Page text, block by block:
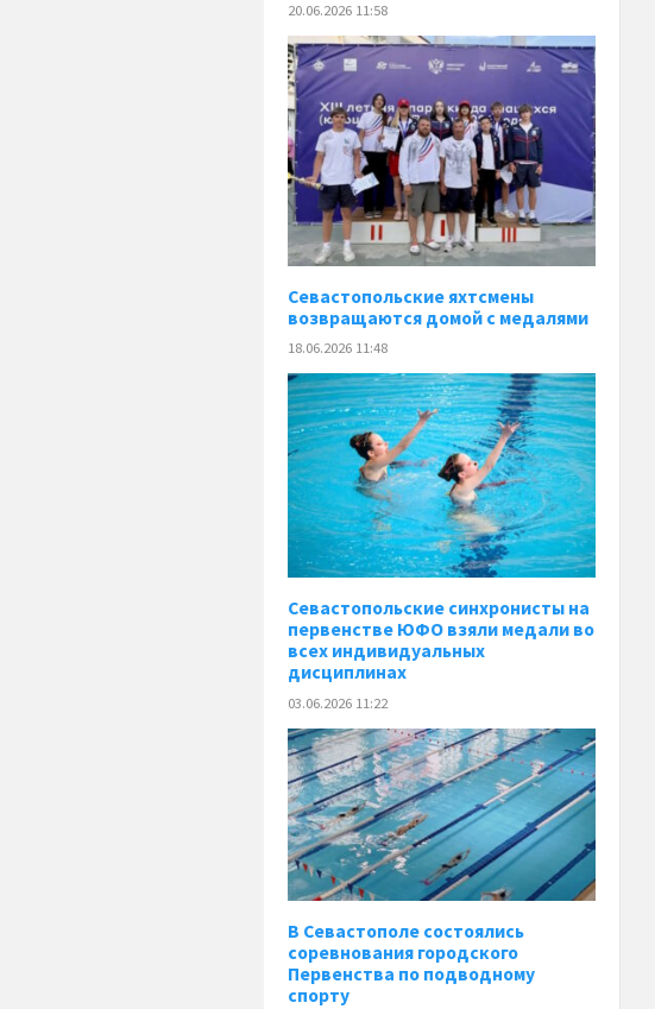
20.06.2026 11:58
️Севастопольские яхтсмены
возвращаются домой с медалями
18.06.2026 11:48
️Севастопольские синхронисты на
первенстве ЮФО взяли медали во
всех индивидуальных
дисциплинах
03.06.2026 11:22
В Севастополе состоялись
соревнования городского
Первенства по подводному
спорту